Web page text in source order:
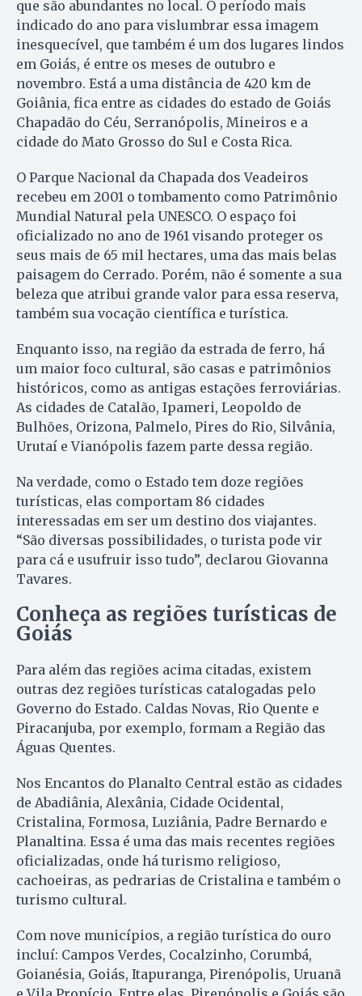
que são abundantes no local. O período mais
indicado do ano para vislumbrar essa imagem
inesquecível, que também é um dos lugares lindos
em Goiás, é entre os meses de outubro e
novembro. Está a uma distância de 420 km de
Goiânia, fica entre as cidades do estado de Goiás
Chapadão do Céu, Serranópolis, Mineiros e a
cidade do Mato Grosso do Sul e Costa Rica.
O Parque Nacional da Chapada dos Veadeiros
recebeu em 2001 o tombamento como Patrimônio
Mundial Natural pela UNESCO. O espaço foi
oficializado no ano de 1961 visando proteger os
seus mais de 65 mil hectares, uma das mais belas
paisagem do Cerrado. Porém, não é somente a sua
beleza que atribui grande valor para essa reserva,
também sua vocação científica e turística.
Enquanto isso, na região da estrada de ferro, há
um maior foco cultural, são casas e patrimônios
históricos, como as antigas estações ferroviárias.
As cidades de Catalão, Ipameri, Leopoldo de
Bulhões, Orizona, Palmelo, Pires do Rio, Silvânia,
Urutaí e Vianópolis fazem parte dessa região.
Na verdade, como o Estado tem doze regiões
turísticas, elas comportam 86 cidades
interessadas em ser um destino dos viajantes.
“São diversas possibilidades, o turista pode vir
para cá e usufruir isso tudo”, declarou Giovanna
Tavares.
Conheça as regiões turísticas de
Goiás
Para além das regiões acima citadas, existem
outras dez regiões turísticas catalogadas pelo
Governo do Estado. Caldas Novas, Rio Quente e
Piracanjuba, por exemplo, formam a Região das
Águas Quentes.
Nos Encantos do Planalto Central estão as cidades
de Abadiânia, Alexânia, Cidade Ocidental,
Cristalina, Formosa, Luziânia, Padre Bernardo e
Planaltina. Essa é uma das mais recentes regiões
oficializadas, onde há turismo religioso,
cachoeiras, as pedrarias de Cristalina e também o
turismo cultural.
Com nove municípios, a região turística do ouro
incluí: Campos Verdes, Cocalzinho, Corumbá,
Goianésia, Goiás, Itapuranga, Pirenópolis, Uruanã